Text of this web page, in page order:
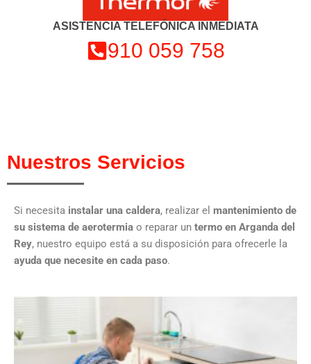
ASISTENCIA TELEFÓNICA INMEDIATA
910 059 758
Nuestros Servicios
Si necesita instalar una caldera, realizar el mantenimiento de
su sistema de aerotermia o reparar un termo en Arganda del
Rey, nuestro equipo está a su disposición para ofrecerle la
ayuda que necesite en cada paso.